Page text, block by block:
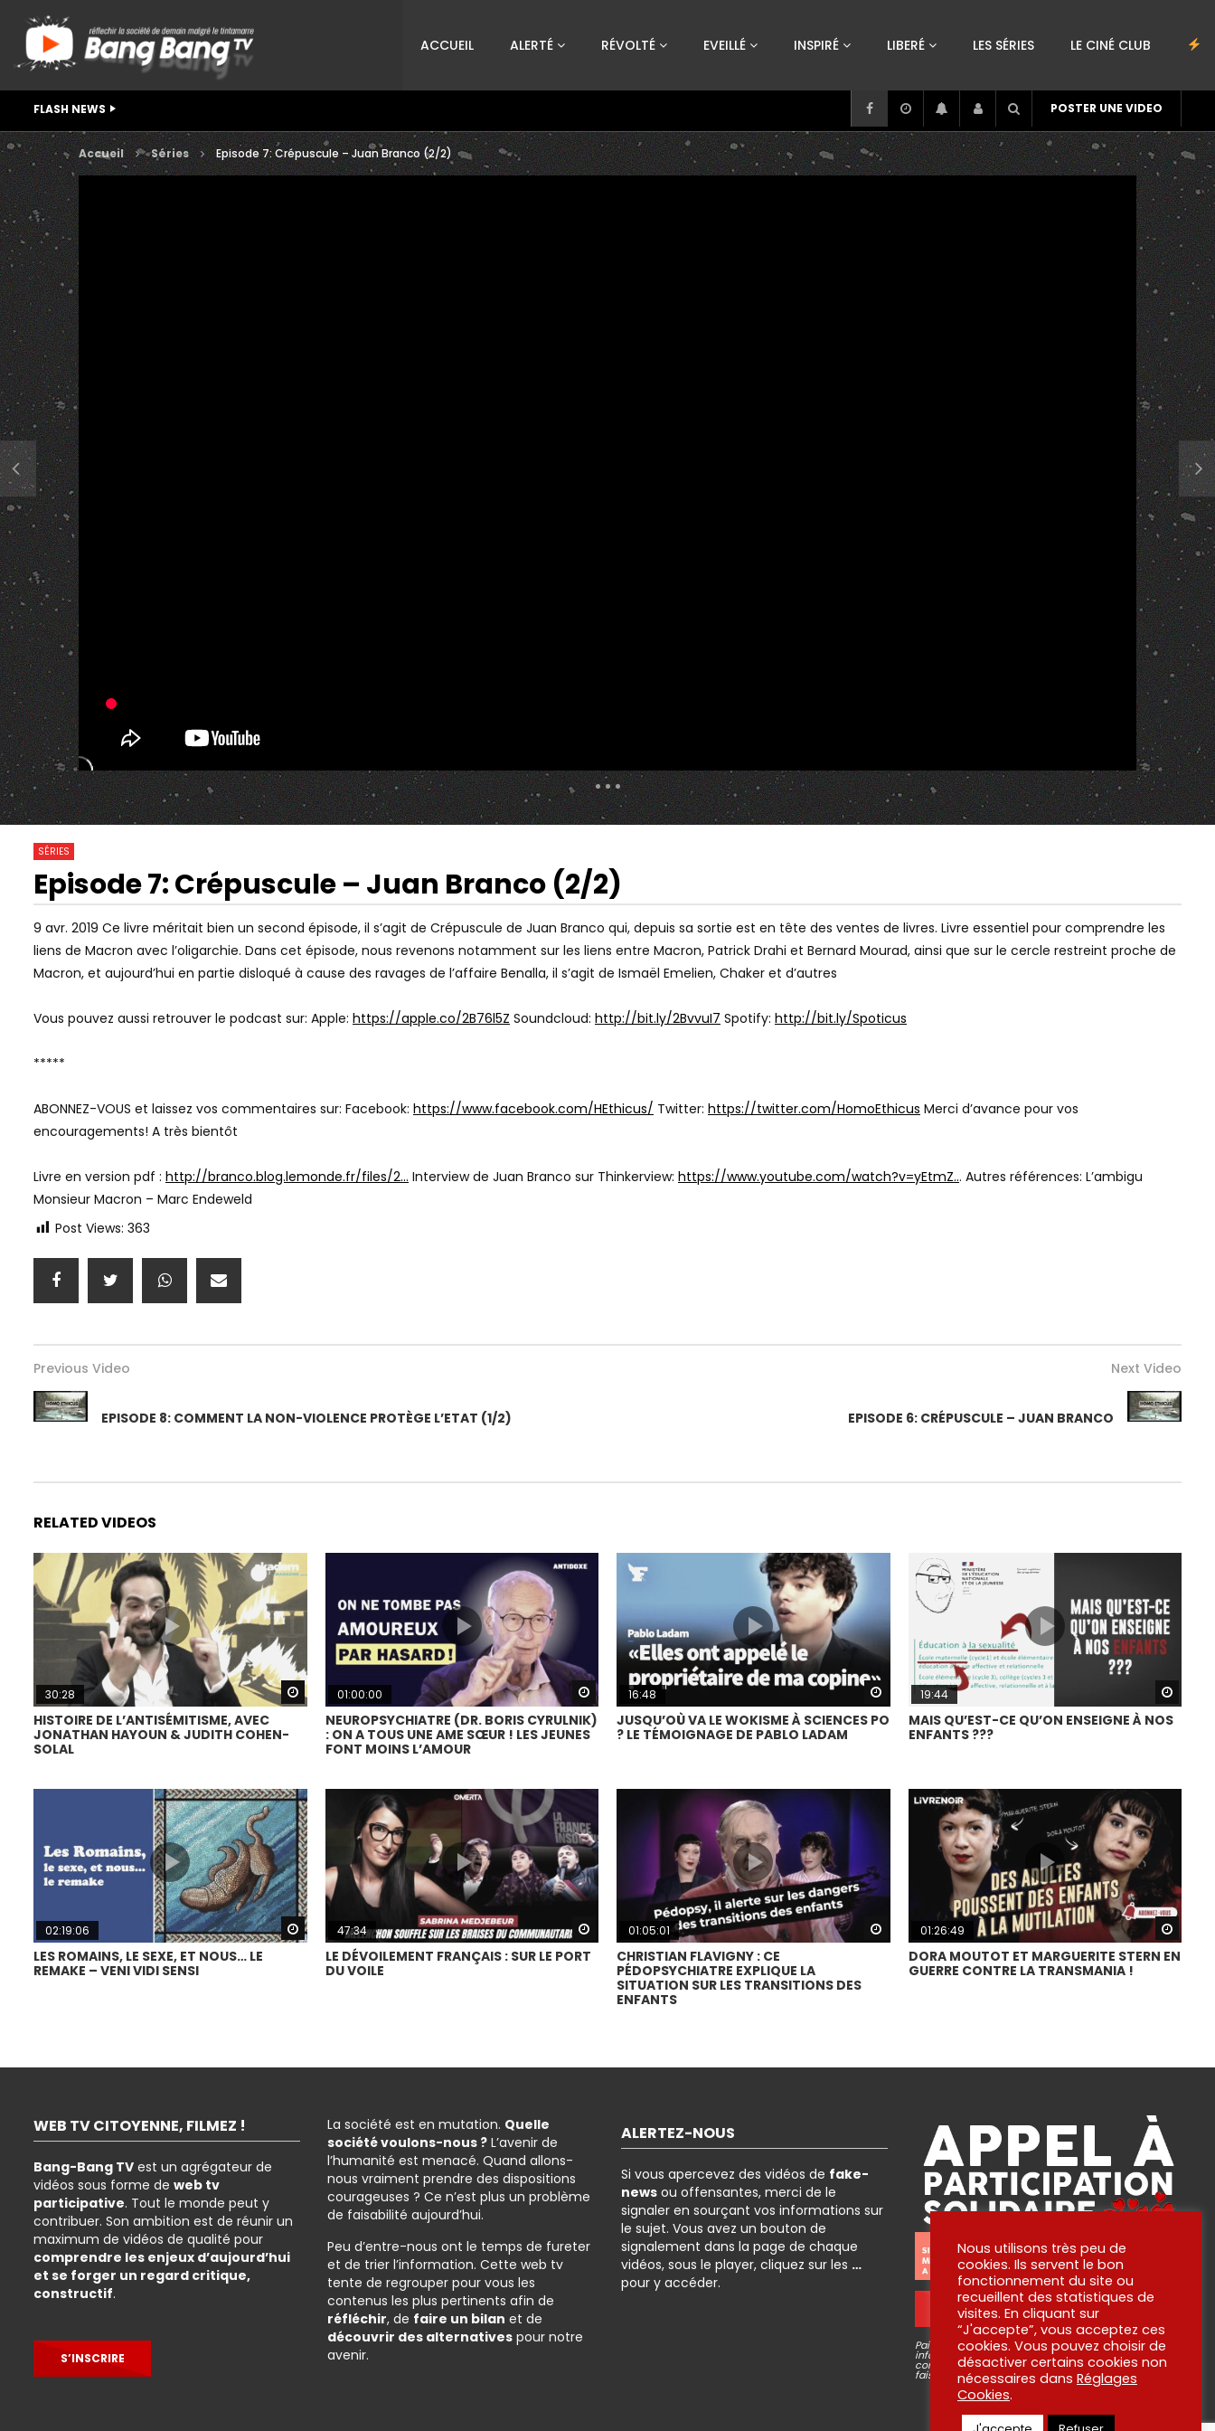
ACCUEIL ALERTÉ RÉVOLTÉ EVEILLÉ INSPIRÉ LIBERÉ LES SÉRIES LE CINÉ CLUB
FLASH NEWS POSTER UNE VIDEO
Accueil Séries Episode 7: Crépuscule – Juan Branco (2/2)
363 Views
25 0
Report More Videos
Watch Later
30:28
HISTOIRE DE L’ANTISÉMITISME,
AVEC JONATHAN HAYOUN &
JUDITH COHEN-SOLAL
Watch Later
01:00:00
NEUROPSYCHIATRE (DR. BORIS
CYRULNIK) : ON A TOUS UNE AME
SŒUR ! LES JEUNES FONT MOINS
L’AMOUR
16:48
JUSQU’OÙ VA LE WOKISME À
SCIENCES PO ? LE TÉMOIGNAGE DE
PABLO LADAM
MAIS QU’EST-CE QU’ON ENSEIGNE
À NOS ENFANTS ???
LES ROMAINS, LE
REMAKE – VENI VIDI
SÉRIES
Episode 7: Crépuscule – Juan Branco (2/2)
9 avr. 2019 Ce livre méritait bien un second épisode, il s’agit de Crépuscule de Juan Branco qui, depuis sa sortie est en tête des ventes de livres. Livre essentiel pour comprendre les
liens de Macron avec l’oligarchie. Dans cet épisode, nous revenons notamment sur les liens entre Macron, Patrick Drahi et Bernard Mourad, ainsi que sur le cercle restreint proche de
Macron, et aujourd’hui en partie disloqué à cause des ravages de l’affaire Benalla, il s’agit de Ismaël Emelien, Chaker et d’autres
Vous pouvez aussi retrouver le podcast sur: Apple: https://apple.co/2B76l5Z Soundcloud: http://bit.ly/2BvvuI7 Spotify: http://bit.ly/Spoticus
*****
ABONNEZ-VOUS et laissez vos commentaires sur: Facebook: https://www.facebook.com/HEthicus/ Twitter: https://twitter.com/HomoEthicus Merci d’avance pour vos
encouragements! A très bientôt
Livre en version pdf : http://branco.blog.lemonde.fr/files/2… Interview de Juan Branco sur Thinkerview: https://www.youtube.com/watch?v=yEtmZ... Autres références: L’ambigu
Monsieur Macron – Marc Endeweld
Post Views: 363
Previous Video
EPISODE 8: COMMENT LA NON-VIOLENCE PROTÈGE L’ETAT (1/2)
Next Video
EPISODE 6: CRÉPUSCULE – JUAN BRANCO
RELATED VIDEOS
Watch Later
30:28
HISTOIRE DE L’ANTISÉMITISME, AVEC
JONATHAN HAYOUN & JUDITH COHEN-
SOLAL
Watch Later
01:00:00
NEUROPSYCHIATRE (DR. BORIS CYRULNIK)
: ON A TOUS UNE AME SŒUR ! LES JEUNES
FONT MOINS L’AMOUR
Watch Later
16:48
JUSQU’OÙ VA LE WOKISME À SCIENCES PO
? LE TÉMOIGNAGE DE PABLO LADAM
19:44
MAIS QU’EST-CE QU’ON ENSEIGNE À NOS
ENFANTS ???
Watch Later
02:19:06
LES ROMAINS, LE SEXE, ET NOUS… LE
REMAKE – VENI VIDI SENSI
Watch Later
47:34
LE DÉVOILEMENT FRANÇAIS : SUR LE PORT
DU VOILE
Watch Later
01:05:01
CHRISTIAN FLAVIGNY : CE
PÉDOPSYCHIATRE EXPLIQUE LA
SITUATION SUR LES TRANSITIONS DES
ENFANTS
01:26:49
DORA MOUTOT ET MARGUERITE STERN EN
GUERRE CONTRE LA TRANSMANIA !
WEB TV CITOYENNE, FILMEZ !
Bang-Bang TV est un agrégateur de
vidéos sous forme de web tv
participative. Tout le monde peut y
contribuer. Son ambition est de réunir un
maximum de vidéos de qualité pour
comprendre les enjeux d’aujourd’hui
et se forger un regard critique,
constructif.
S’INSCRIRE
La société est en mutation. Quelle
société voulons-nous ? L’avenir de
l’humanité est menacé. Quand allons-
nous vraiment prendre des dispositions
courageuses ? Ce n’est plus un problème
de faisabilité aujourd’hui.
Peu d’entre-nous ont le temps de fureter
et de trier l’information. Cette web tv
tente de regrouper pour vous les
contenus les plus pertinents afin de
réfléchir, de faire un bilan et de
découvrir des alternatives pour notre
avenir.
ALERTEZ-NOUS
Si vous apercevez des vidéos de fake-
news ou offensantes, merci de le
signaler en sourçant vos informations sur
le sujet. Vous avez un bouton de
signalement dans la page de chaque
vidéos, sous le player, cliquez sur les …
pour y accéder.
OUI ! JE PARTICIPE !
€
Paiement via plateforme sécurisé STRIPE, aucune
information bancaire ne passe par nous ni n’est
conservée. Pour en savoir plus sur ce que nous
faisons de vos dons, liseznos engagements!
Nous utilisons très peu de
cookies. Ils servent le bon
fonctionnement du site ou
recueillent des statistiques de
visites. En cliquant sur
“J'accepte”, vous acceptez ces
cookies. Vous pouvez choisir de
désactiver certains cookies non
nécessaires dans Réglages
Cookies.